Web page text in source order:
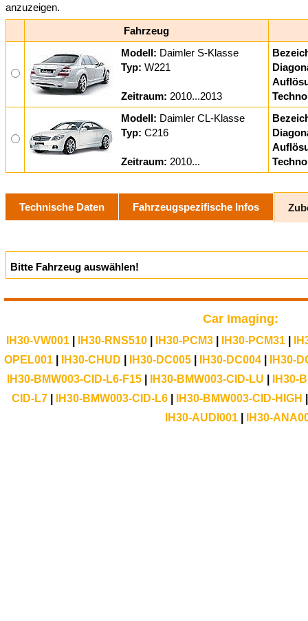
anzuzeigen.
Fahrzeug
Modell: Daimler S-Klasse
Typ: W221
Zeitraum: 2010...2013
Modell: Daimler CL-Klasse
Typ: C216
Zeitraum: 2010...
Technische Daten Fahrzeugspezifische Infos
Bitte Fahrzeug auswählen!
Car Imaging:
IH30-VW001| IH30-RNS510| IH30-PCM3| IH30-PCM31|
OPEL001
IH30-CHUD IH30-DC005 IH30-DC004
IH30-
IH30-BMW003-CID-L6-F15
IH30-BMW003-CID-LU
IH30-
CID-L7| IH30-BMW003-CID-L6| IH30-BMW003-CID-HIGH
IH30-AUDI001
IH30-